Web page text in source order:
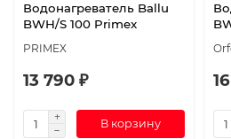
Водонагреватель Ballu
BWH/S 100 Primex
PRIMEX
13 790 ₽
В корзину